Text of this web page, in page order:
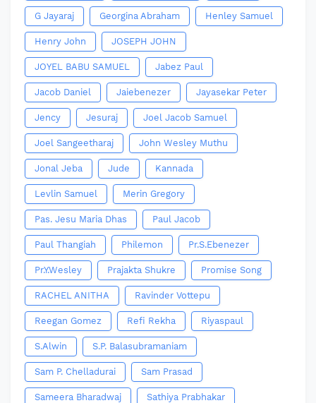
G Jayaraj Georgina Abraham Henley Samuel
Henry John JOSEPH JOHN
JOYEL BABU SAMUEL Jabez Paul
Jacob Daniel Jaiebenezer Jayasekar Peter
Jency Jesuraj Joel Jacob Samuel
Joel Sangeetharaj John Wesley Muthu
Jonal Jeba Jude Kannada
Levlin Samuel Merin Gregory
Pas. Jesu Maria Dhas Paul Jacob
Paul Thangiah Philemon Pr.S.Ebenezer
Pr.Y.Wesley Prajakta Shukre Promise Song
RACHEL ANITHA Ravinder Vottepu
Reegan Gomez Refi Rekha Riyaspaul
S.Alwin S.P. Balasubramaniam
Sam P. Chelladurai Sam Prasad
Sameera Bharadwaj Sathiya Prabhakar